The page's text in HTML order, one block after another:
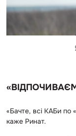
«Бачте, всі КАБи по
каже Ринат.